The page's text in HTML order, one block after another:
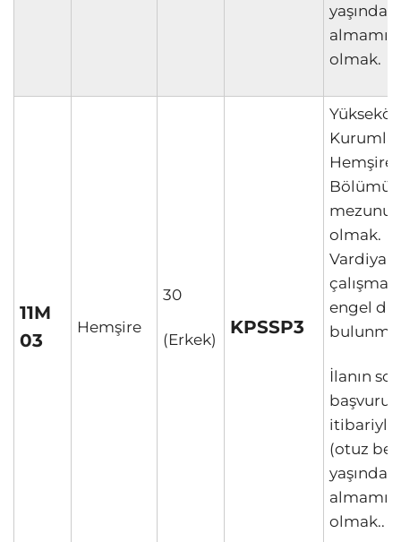
almamış
olmak.
11M
03
Hemşire
30
(Erkek)
KPSSP3
Bölümü
mezunu
olmak.
Vardiyalı
engel
İlanın son
başvuru
itibariyle
(otuz
almamış
olmak..